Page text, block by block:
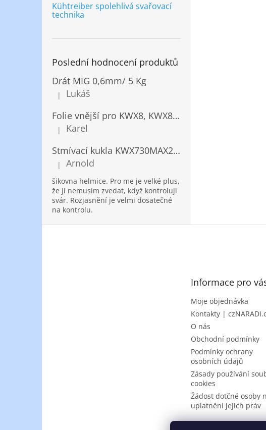
Kühtreiber spolehlivá svařovací
technika
Poslední hodnocení produktů
Drát MIG 0,6mm/ 5 Kg
Hodnocení produktu je 5 z 5 hvězdiček.
|
Lukáš
Folie vnější pro KWX8, KWX820/ 10ks
Hodnocení produktu je 5 z 5 hvězdiček.
|
Karel
Stmívací kukla KWX730MAX2,5!® + NANOClean
Hodnocení produktu je 5 z 5 hvězdiček.
| Arnold
šikovna helmice. Pro me je velké plus,
že ji nemusím zvedat, když kontroluji
svár. Rozjasnění je velmi dosatečné
na kontrolu.
Informace pro
Moje objednávka
Kontakty |
O nás
Obchodní podmínky
Podmínky ochrany
osobních údajů
Zásady používání
cookies
Žádost dotčné osoby
uplatnění jejich práv